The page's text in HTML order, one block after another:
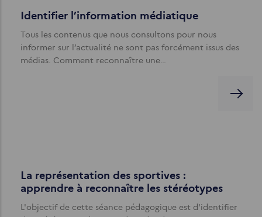
Identifier l’information médiatique
Tous les contenus que nous consultons pour nous
informer sur l’actualité ne sont pas forcément issus des
médias. Comment reconnaître une…
La représentation des sportives :
apprendre à reconnaître les stéréotypes
L'objectif de cette séance pédagogique est d'identifier